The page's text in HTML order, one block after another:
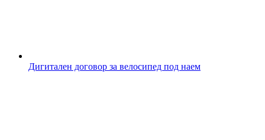
Дигитален договор за велосипед под наем